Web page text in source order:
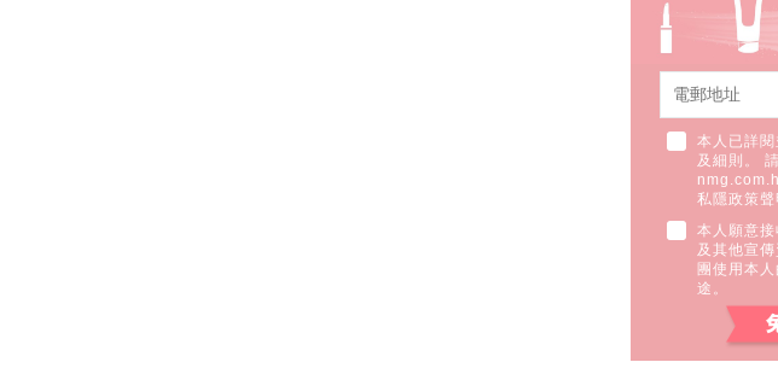
本人已詳
及細則。
私隱政策聲
本人願意
及其他宣
團使用本
途。